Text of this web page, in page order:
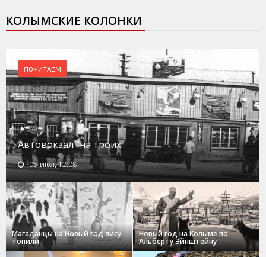
КОЛЫМСКИЕ КОЛОНКИ
ПОЧИТАЕМ
Автовокзал "на троих"
05-июл, 12:08
Магаданцы на Новый год лису
топили
Новый год на Колыме по
Альберту Эйнштейну